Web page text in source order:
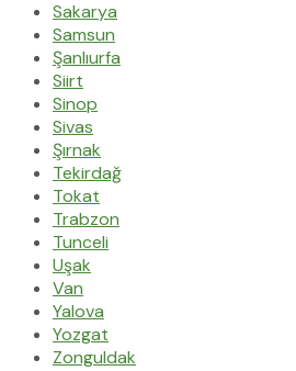
Sakarya
Samsun
Şanlıurfa
Siirt
Sinop
Sivas
Şırnak
Tekirdağ
Tokat
Trabzon
Tunceli
Uşak
Van
Yalova
Yozgat
Zonguldak